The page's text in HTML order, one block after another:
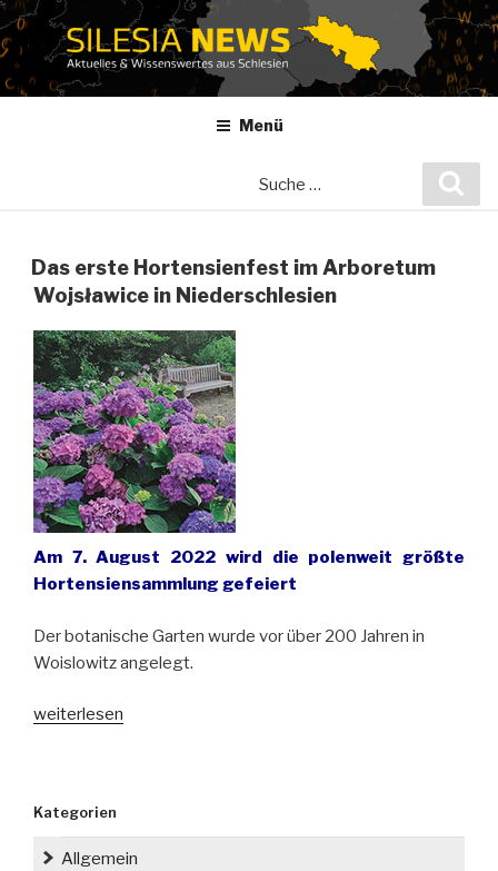
Zum
Inhalt
springen
Menü
Das erste Hortensienfest im Arboretum
Wojsławice in Niederschlesien
Am 7. August 2022 wird die polenweit größte
Hortensiensammlung gefeiert
Der botanische Garten wurde vor über 200 Jahren in
Woislowitz angelegt.
„Das
Arboretum
Wojsławice
weiterlesen
Kategorien
Allgemein